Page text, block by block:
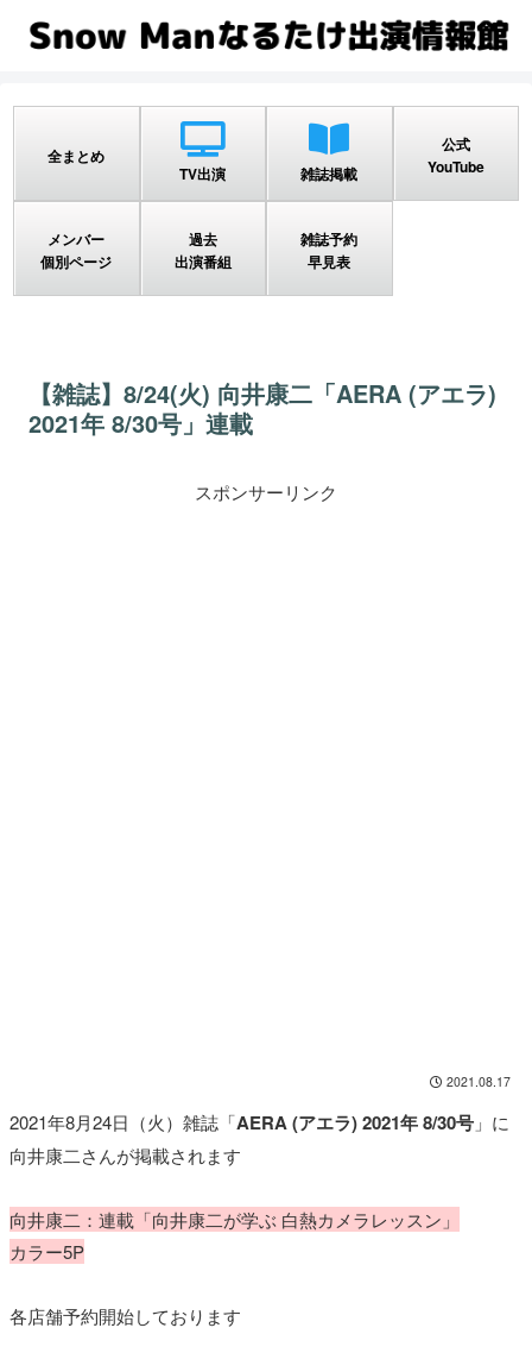
全まとめ
TV出演
雑誌掲載
公式
YouTube
メンバー
個別ページ
過去
出演番組
雑誌予約
早見表
【雑誌】8/24(火) 向井康二「AERA (アエラ)
2021年 8/30号」連載
スポンサーリンク
2021.08.17
2021年8月24日（火）雑誌「AERA (アエラ) 2021年 8/30号 」に
向井康二さんが掲載されます
向井康二：連載「向井康二が学ぶ 白熱カメラレッスン」
カラー5P
各店舗予約開始しております